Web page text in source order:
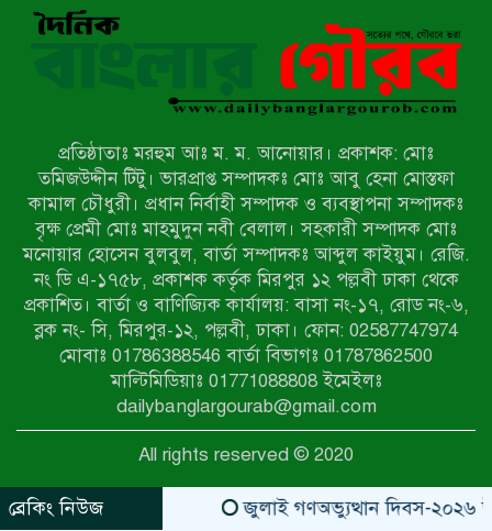
নওগাঁয় সন্ত্রাসী হামলায় বিএনপি নেতা
গুরুতর জখম
টেকনাফের পাহাড়ে র‍্যাবের অভিযান:
অপহৃত ৩ রোহিঙ্গা উদ্ধার, গ্রেপ্তার ১
পোরশায় গণঅভ্যুত্থান দিবসে শহিদ ও
জুলাই যোদ্ধাদের সংবর্ধনা
৩৬ জুলাই মহামুক্তি দিবস: শ্রমজীবী
মানুষের অধিকার রক্ষায় সিরাজগঞ্জে শ্রমিক
অধিকার পরিষদের জোরালো অবস্থান
বাকেরগঞ্জে ইমাম, মোয়াজ্জিন ও
খাদেমদের সাথে এমপি আবুল হোসেনের
মতবিনিময় সভা
প্রতিষ্ঠাতাঃ মরহুম আঃ ম. ম. আনোয়ার। প্রকাশক: মোঃ
তমিজউদ্দীন টিটু। ভারপ্রাপ্ত সম্পাদকঃ মোঃ আবু হেনা মোস্তফা
কামাল চৌধুরী। প্রধান নির্বাহী সম্পাদক ও ব্যবস্থাপনা সম্পাদকঃ
বৃক্ষ প্রেমী মোঃ মাহমুদুন নবী বেলাল। সহকারী সম্পাদক মোঃ
মনোয়ার হোসেন বুলবুল, বার্তা সম্পাদকঃ আব্দুল কাইয়ুম। রেজি.
নং ডি এ-১৭৫৮, প্রকাশক কর্তৃক মিরপুর ১২ পল্লবী ঢাকা থেকে
প্রকাশিত। বার্তা ও বাণিজ্যিক কার্যালয়: বাসা নং-১৭, রোড নং-৬,
ব্লক নং- সি, মিরপুর-১২, পল্লবী, ঢাকা। ফোন: 02587747974
মোবাঃ 01786388546 বার্তা বিভাগঃ 01787862500
মাল্টিমিডিয়াঃ 01771088808 ইমেইলঃ
dailybanglargourab@gmail.com
All rights reserved © 2020
ব্রেকিং নিউজ জুলাই গণঅভ্যুত্থান দিবস-২০২৬